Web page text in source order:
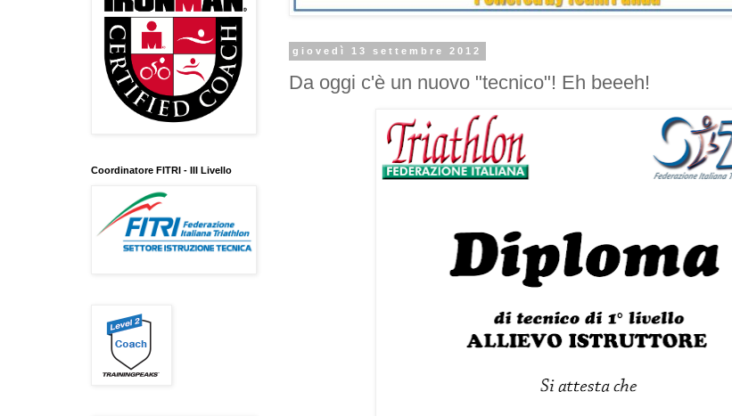
giovedì 13 settembre 2012
Da oggi c'è un nuovo "tecnico"! Eh beeeh!
Coordinatore FITRI - III Livello